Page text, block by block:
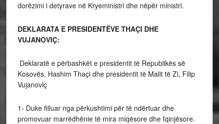
dorëzimi i detyrave në Kryeministri dhe nëpër ministri.
DEKLARATA E PRESIDENTËVE THAÇI DHE
VUJANOVIÇ:
Deklaratë e përbashkët e presidentit të Republikës së
Kosovës, Hashim Thaçi dhe presidentit të Malit të Zi, Filip
Vujanoviç
1- Duke filluar nga përkushtimi për të ndërtuar dhe
promovuar marrëdhënie të mira miqësore dhe fqinjësore.